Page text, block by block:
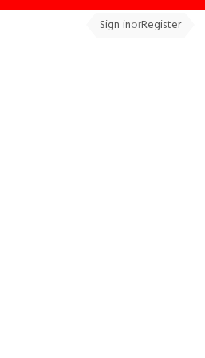
Sign inorRegister